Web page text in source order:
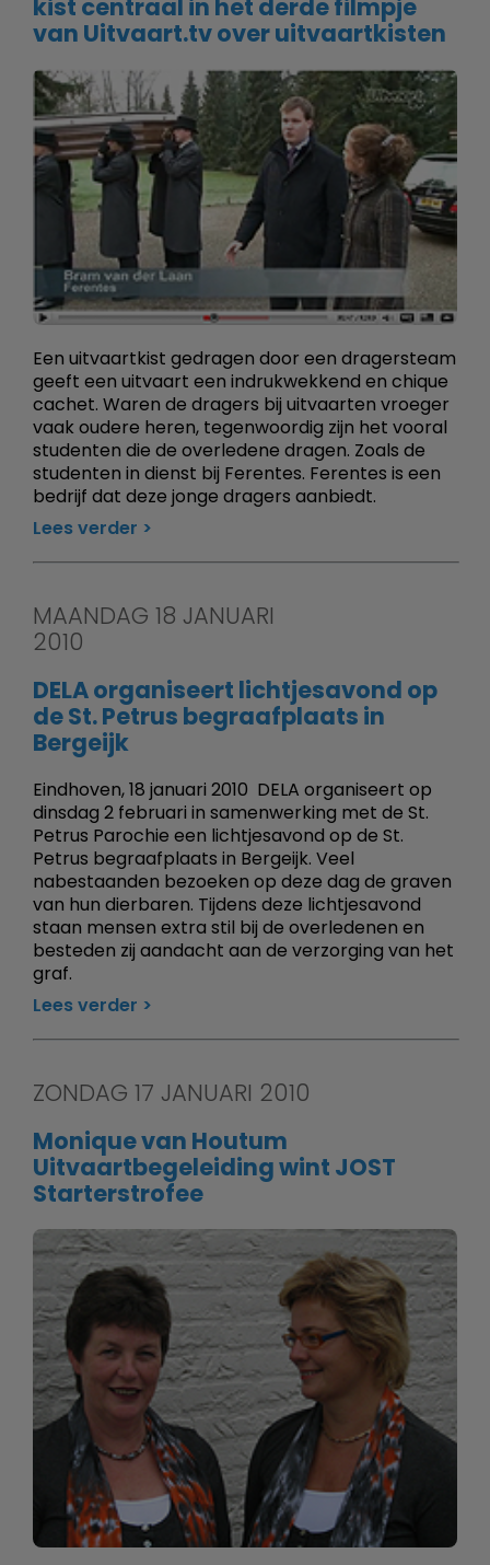
kist centraal in het derde filmpje
van Uitvaart.tv over uitvaartkisten
Een uitvaartkist gedragen door een dragersteam
geeft een uitvaart een indrukwekkend en chique
cachet. Waren de dragers bij uitvaarten vroeger
vaak oudere heren, tegenwoordig zijn het vooral
studenten die de overledene dragen. Zoals de
studenten in dienst bij Ferentes. Ferentes is een
bedrijf dat deze jonge dragers aanbiedt.
Lees verder
MAANDAG 18 JANUARI
2010
DELA organiseert lichtjesavond op
de St. Petrus begraafplaats in
Bergeijk
Eindhoven, 18 januari 2010  DELA organiseert op
dinsdag 2 februari in samenwerking met de St.
Petrus Parochie een lichtjesavond op de St.
Petrus begraafplaats in Bergeijk. Veel
nabestaanden bezoeken op deze dag de graven
van hun dierbaren. Tijdens deze lichtjesavond
staan mensen extra stil bij de overledenen en
besteden zij aandacht aan de verzorging van het
graf.
Lees verder
ZONDAG 17 JANUARI 2010
Monique van Houtum
Uitvaartbegeleiding wint JOST
Starterstrofee